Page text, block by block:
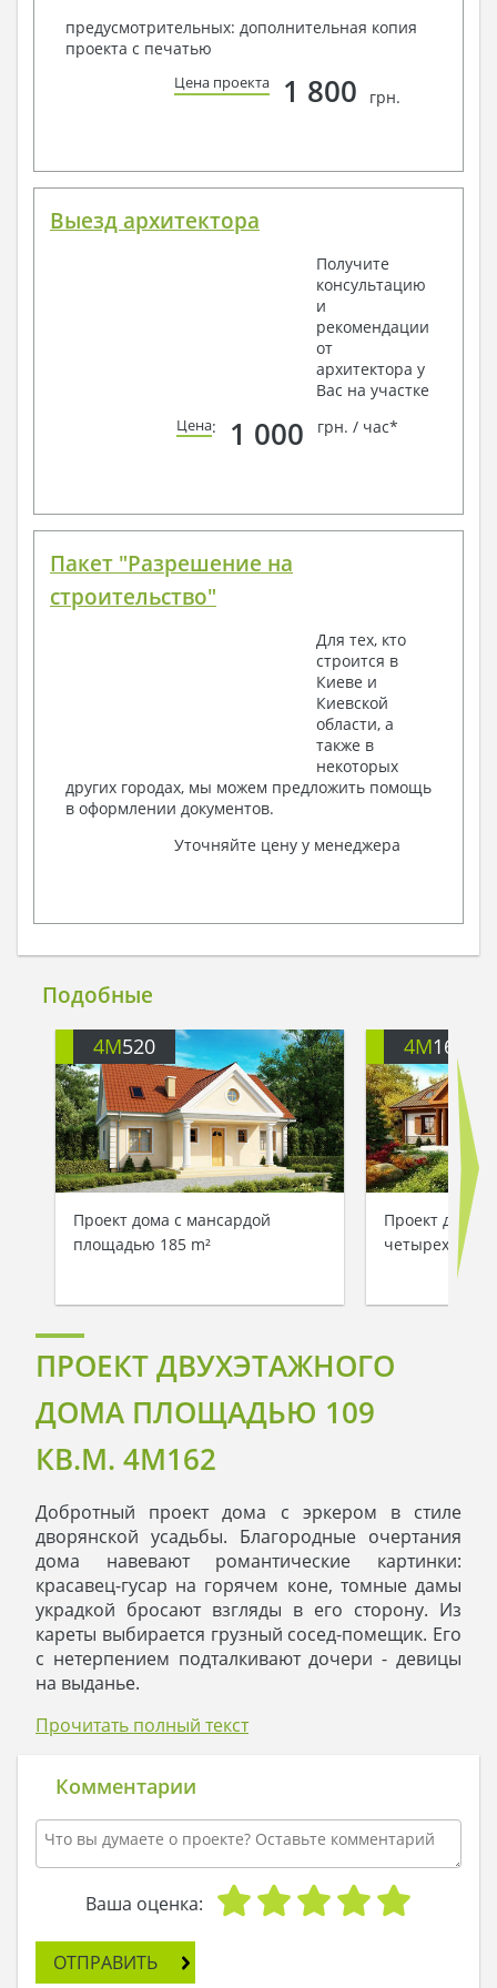
предусмотрительных: дополнительная копия
проекта с печатью
Цена проекта 1 800 грн.
Выезд архитектора
Получите
консультацию
и
рекомендации
от
архитектора у
Вас на участке
Цена: 1 000 грн. / час*
Пакет "Разрешение на
строительство"
Для тех, кто
строится в
Киеве и
Киевской
области, а
также в
некоторых
других городах, мы можем предложить помощь
в оформлении документов.
Уточняйте цену у менеджера
Подобные
4M520
Проект дома с мансардой
площадью 185 m²
4M164
Проект дома
ПРОЕКТ ДВУХЭТАЖНОГО
ДОМА ПЛОЩАДЬЮ 109
КВ.М. 4M162
Добротный проект дома с эркером в стиле
дворянской усадьбы. Благородные очертания
дома навевают романтические картинки:
красавец-гусар на горячем коне, томные дамы
украдкой бросают взгляды в его сторону. Из
кареты выбирается грузный сосед-помещик. Его
с нетерпением подталкивают дочери - девицы
на выданье.
Однокурсник дочери приехал на байке или
легкомысленная маечка, айфон в руках –
сбежала с крылечка с колоннами ему навстречу.
Из "Рено" или "Тойоты" выгружается семейство
друзей дома.
Оригинальная и комфортная планировка
внутренних помещений вполне соответствует
усадьбы:
пространство дома четко разделено на
Прочитать полный текст
Комментарии
Ваша оценка:
ОТПРАВИТЬ